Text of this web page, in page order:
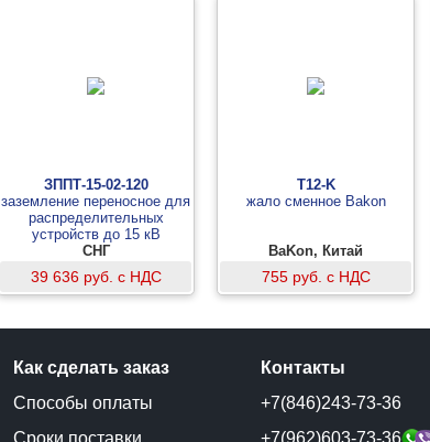
ЗППТ-15-02-120
заземление переносное для
распределительных
устройств до 15 кВ
СНГ
39 636 руб. с НДС
T12-K
жало сменное Bakon
BaKon, Китай
755 руб. с НДС
Как сделать заказ
Способы оплаты
Сроки поставки
Контакты
+7(846)243-73-36
+7(962)603-73-36